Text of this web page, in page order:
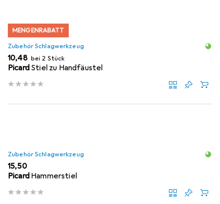
MENGENRABATT
Zubehör Schlagwerkzeug
EUR
10,48 bei 2 Stück
Picard Stiel zu Handfäustel
Zubehör Schlagwerkzeug
EUR
15,50
Picard Hammerstiel